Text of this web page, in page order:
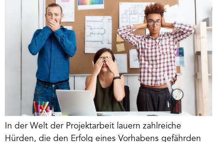
In der Welt der Projektarbeit lauern zahlreiche
Hürden, die den Erfolg eines Vorhabens gefährden